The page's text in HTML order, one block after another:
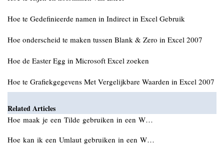
Hoe te Gedefinieerde namen in Indirect in Excel Gebruik
Hoe onderscheid te maken tussen Blank & Zero in Excel 2007
Hoe de Easter Egg in Microsoft Excel zoeken
Hoe te Grafiekgegevens Met Vergelijkbare Waarden in Excel 2007
Related Articles
Hoe maak je een Tilde gebruiken in een W…
Hoe kan ik een Umlaut gebruiken in een W…